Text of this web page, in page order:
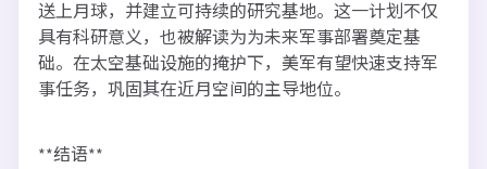
送上月球，并建立可持续的研究基地。这一计划不仅
具有科研意义，也被解读为为未来军事部署奠定基
础。在太空基础设施的掩护下，美军有望快速支持军
事任务，巩固其在近月空间的主导地位。
**结语**